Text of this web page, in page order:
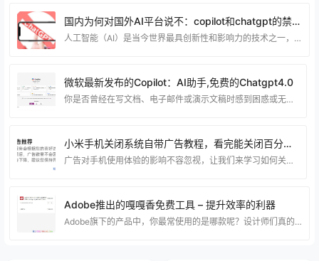
国内为何对国外AI平台说不：copilot和chatgpt的禁用背后的原因
人工智能（AI）是当今世界最具创新性和影响力的技术之一，它正在改变着各个领域和行业的发展。然而，AI技术的发展也带来了一系列的挑战和风险，比如数据安全、隐私保护、伦理道德、社会公平等。为了促进AI技术的健康发展和规范应用，不同国家和地区都制定了相应的政策和法规，以保障AI技术的安全、可信、可控。 国内作为AI技术的重要参与者和推动者，也高度重视AI技术的监管和管理，尤其是对于生成式AI技术，即利用大规模的数据和算力，通过深度学习的方法，生成各种类型的内容，如文本、图像、音频、视频等。生成式AI技术具有强大的创造力和
微软最新发布的Copilot：AI助手,免费的Chatgpt4.0
你是否曾经在写文档、电子邮件或演示文稿时感到困惑或无从下手？你是否想要有一个智能的助手，可以帮助你生成文本、总结信息、提供建议或转换格式？如果是这样，那么微软 Copilot 可能是你一直在寻找的工具。 什么是微软 Copilot？ 微软 Copilot 是一种 AI 驱动的生产力工具，它使用大型语言模型 (LLM)，并将数据与 Microsoft Graph 和 Microsoft 365 应用和服务集成。它与常用 Microsoft 365 应用（如 Word、Excel、PowerPoint、Outlook、
小米手机关闭系统自带广告教程，看完能关闭百分之95以上广告。
广告对手机使用体验的影响不容忽视，让我们来学习如何关闭安卓手机自带的系统广告，提升使用乐趣。 接下来，我将为大家详细介绍关闭安卓手机系统广告的方法，让我们一起来解决烦人的广告问题。 一下包含有广告的 应用（小米手机为例：） 天气：设置–用户体验计划 日历：设置–用户体验计划 主题商店：设置–隐私设置–个性化推荐 应用商店：设置–隐私–个性化服务 应用商店：设置–功能设置–显示福利活动 系统设置：搜索–广告&#
Adobe推出的嘎嘎香免费工具 – 提升效率的利器
Adobe旗下的产品中，你最常使用的是哪款呢？设计师们真的很厉害，他们可以熟练地运用PhotoShop、Illustrator等软件，轻松完成各种设计任务，令人羡慕不已。 不过，其实只要稍加练习，你也可以像他们一样高效地工作。虽然PhotoShop、Premiere Pro、After EffectsIllustrator等软件对于很多人来说是必备的工具，但这些软件并不是免费的。 光是订阅PhotoShop和Lightroom一年的费用就高达888元。 应对昂贵的价格，很多人只能使用所谓的”高级版